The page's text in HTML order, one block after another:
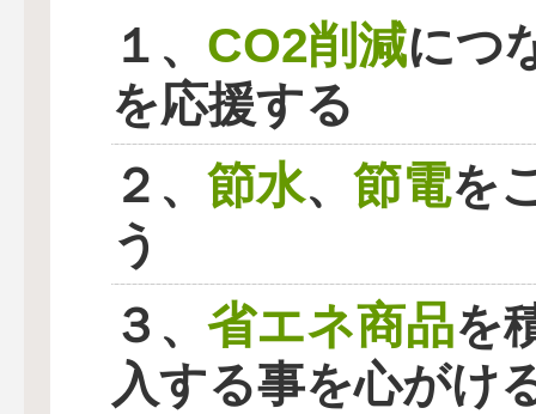
１、 CO2削減につ
を応援する
２、 節水、 節電を
う
３、 省エネ商品を
入する事を心がけ